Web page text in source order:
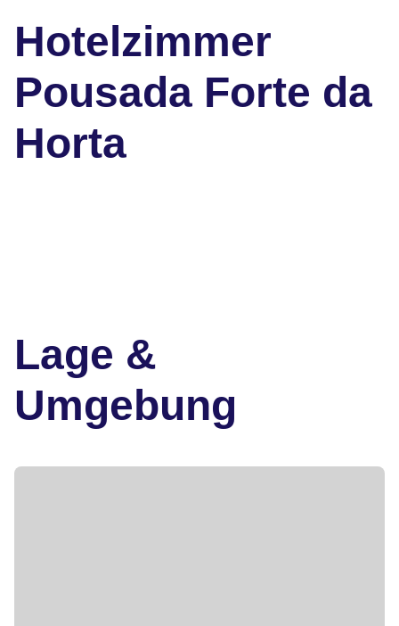
Hotelzimmer
Pousada Forte da
Horta
Lage &
Umgebung